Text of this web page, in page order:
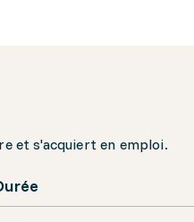
et s'acquiert en emploi.